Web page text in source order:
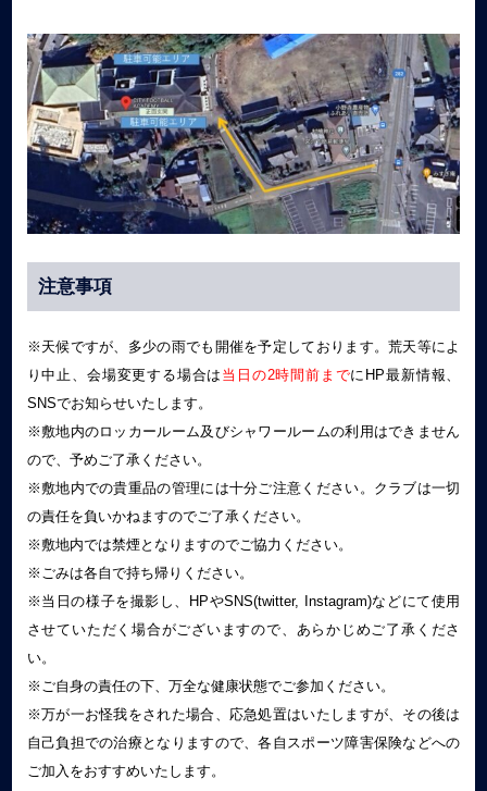
注意事項
※天候ですが、多少の雨でも開催を予定しております。荒天等によ
り中止、会場変更する場合は 当日の2時間前までにHP最新情報、
SNSでお知らせいたします。
※敷地内のロッカールーム及びシャワールームの利用はできません
ので、予めご了承ください。
※敷地内での貴重品の管理には十分ご注意ください。クラブは一切
の責任を負いかねますのでご了承ください。
※敷地内では禁煙となりますのでご協力ください。
※ごみは各自で持ち帰りください。
※当日の様子を撮影し、HPやSNS(twitter, Instagram)などにて使用
させていただく場合がございますので、あらかじめご了承くださ
い。
※ご自身の責任の下、万全な健康状態でご参加ください。
※万が一お怪我をされた場合、応急処置はいたしますが、その後は
自己負担での治療となりますので、各自スポーツ障害保険などへの
ご加入をおすすめいたします。